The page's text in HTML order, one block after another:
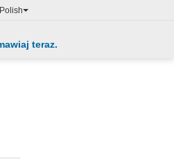
Polish
teraz.